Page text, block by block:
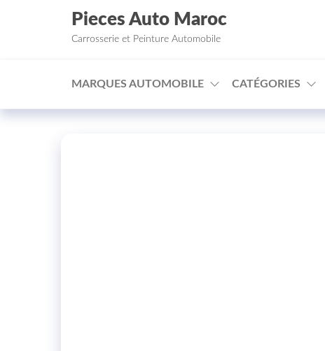
Aller au contenu
Pieces Auto Maroc
Carrosserie et Peinture Automobile
MARQUES AUTOMOBILE CATÉGORIES